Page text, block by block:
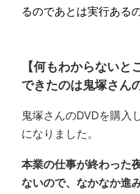
るのであとは実行ある
【何もわからない
できたのは鬼塚さん
鬼塚さんのDVDを購入
になりました。
本業の仕事が終わった
ないので、なかなか進